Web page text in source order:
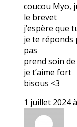
coucou Myo,
le brevet
j’espère que
je te réponds
pas
prend soin
je t’aime fort
bisous <3
1 juillet 2024